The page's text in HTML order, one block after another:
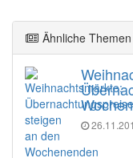
Ähnliche Themen